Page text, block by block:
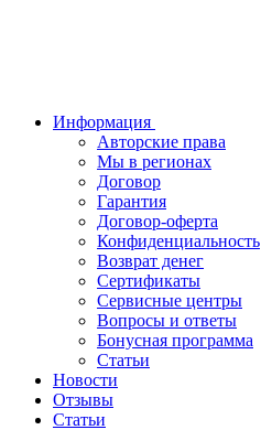
Информация
Авторские права
Мы в регионах
Договор
Гарантия
Договор-оферта
Конфиденциальность
Возврат денег
Сертификаты
Сервисные центры
Вопросы и ответы
Бонусная программа
Статьи
Новости
Отзывы
Статьи